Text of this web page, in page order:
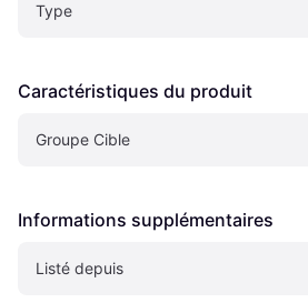
Type
Caractéristiques du produit
Groupe Cible
Informations supplémentaires
Listé depuis